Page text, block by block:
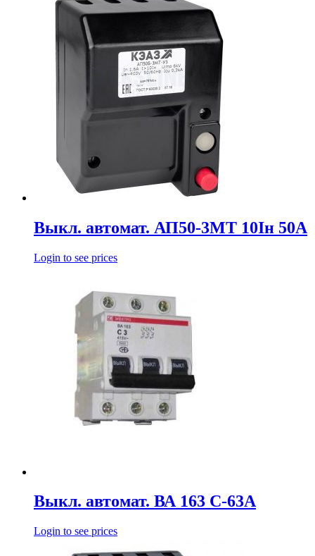
Выкл. автомат. АП50-3МТ 10Iн 50А
Login to see prices
Выкл. автомат. ВА 163 С-63А
Login to see prices